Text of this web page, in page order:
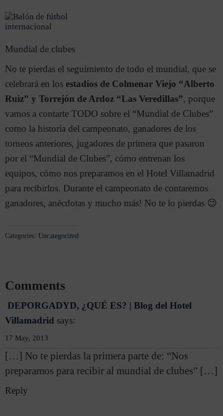
Mundial de clubes
No te pierdas el seguimiento de todo el mundial, que se
celebrará en los estadios de Colmenar Viejo “Alberto
Ruiz” y Torrejón de Ardoz “Las Veredillas”, porque
vamos a contarte TODO sobre el “Mundial de Clubes”
como la historia del campeonato, ganadores de los
torneos anteriores, jugadores de primera que pasaron
por el “Mundial de Clubes”, cómo entrenan los
equipos, cómo nos preparamos en el Hotel Villamadrid
para recibirlos. Durante el campeonato de contaremos
ganadores, anécdotas y mucho más! No te lo pierdas 😉
Categories: Uncategorized
Comments
DEPORGADYD, ¿QUÉ ES? | Blog del Hotel
Villamadrid says:
17 May, 2013
[…] No te pierdas la primera parte de: “Nos
preparamos para recibir al mundial de clubes” […]
Reply